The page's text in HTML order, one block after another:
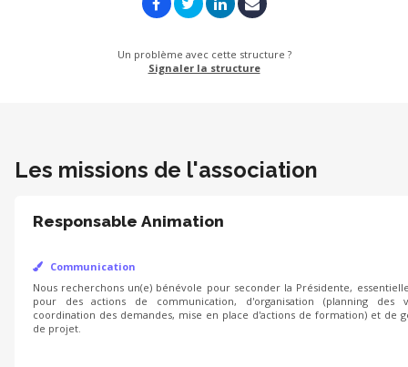
Un problème avec cette structure ?
Signaler la structure
Les missions de l'association
Responsable Animation
Communication
Nous recherchons un(e) bénévole pour seconder la Présidente,
pour des actions de communication, d'organisation (planning des
coordination des demandes, mise en place d'actions de formation) et de
de projet.